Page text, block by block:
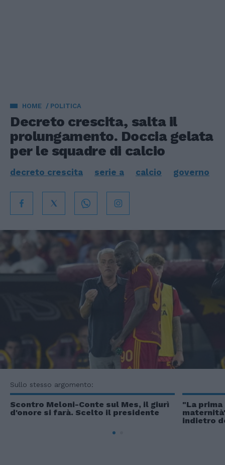
HOME POLITICA
Decreto crescita, salta il
prolungamento. Doccia gelata
per le squadre di calcio
decreto crescita serie a calcio governo
Sullo stesso argomento:
Scontro Meloni-Conte sul Mes, il giurì
d'onore si farà. Scelto il presidente
"La prima
indietro